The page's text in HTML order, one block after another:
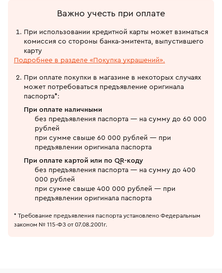
Важно учесть при оплате
При использовании кредитной карты может взиматься
комиссия со стороны банка‑эмитента, выпустившего
карту
Подробнее в разделе «Покупка украшений».
При оплате покупки в магазине в некоторых случаях
может потребоваться предъявление оригинала
паспорта*:
При оплате наличными
без предъявления паспорта — на сумму до 60 000
рублей
при сумме свыше 60 000 рублей — при
предъявлении оригинала паспорта
При оплате картой или по QR-коду
без предъявления паспорта — на сумму до 400
000 рублей
при сумме свыше 400 000 рублей — при
предъявлении оригинала паспорта
* Требование предъявления паспорта установлено Федеральным
законом № 115-ФЗ от 07.08.2001г.